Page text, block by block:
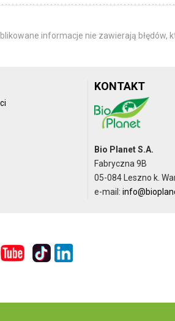
informacje nie zawierają błędów,
KONTAKT
Bio Planet S.A.
Fabryczna 9B
05-084 Leszno k.
e-mail: